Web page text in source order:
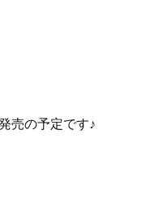
売の予定です♪